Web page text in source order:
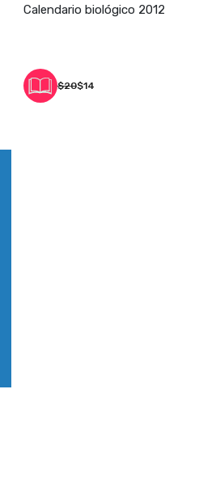
Calendario biológico 2012
$20$14